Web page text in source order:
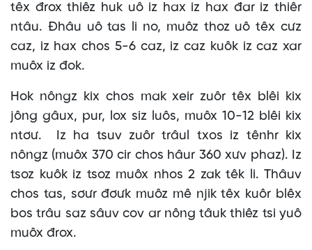
têx đrox thiêz huk uô iz hax iz hax đar iz thiêr
ntâu. Đhâu uô tas li no, muôz thoz uô têx cưz
caz, iz hax chos 5-6 caz, iz caz kuôk iz caz xar
muôx iz đok.
Hok nôngz kix chos mak xeir zuôr têx blêi kix
jông gâux, pur, lox siz luôs, muôx 10-12 blêi kix
ntơư. Iz ha tsuv zuôr trâul txos iz tênhr kix
nôngz (muôx 370 cir chos hâur 360 xưv phaz). Iz
tsoz kuôk iz tsoz muôx nhos 2 zak têk li. Thâuv
chos tas, sơưr đơưk muôz mê njik têx kuôr blêx
bos trâu saz sâuv cov ar nông tâuk thiêz tsi yuô
muôx đrox.